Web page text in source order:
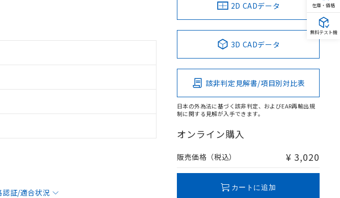
認証/適合状況
2D CADデータ
3D CADデータ
該非判定見解書/項目別対比表
日本の外為法に基づく該非判定、およびEAR再輸出規
制に関する見解が入手できます。
オンライン購入
販売価格（税込） ¥ 3,020
カートに追加
在庫・価格
無料テスト機